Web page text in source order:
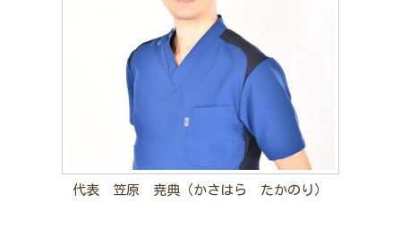
代表 笠原 尭典（かさはら たかのり）